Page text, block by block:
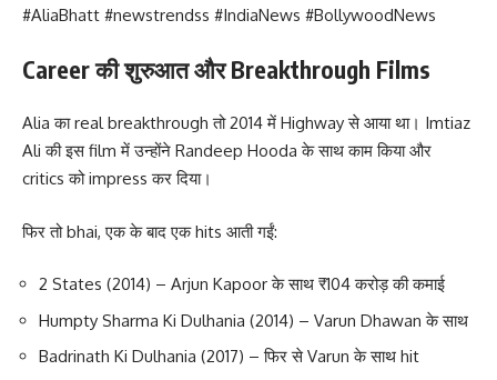
#AliaBhatt #newstrendss #IndiaNews #BollywoodNews
Career की शुरुआत और Breakthrough Films
Alia का real breakthrough तो 2014 में Highway से आया था। Imtiaz
Ali की इस film में उन्होंने Randeep Hooda के साथ काम किया और
critics को impress कर दिया।
फिर तो bhai, एक के बाद एक hits आती गईं:
2 States (2014) – Arjun Kapoor के साथ ₹104 करोड़ की कमाई
Humpty Sharma Ki Dulhania (2014) – Varun Dhawan के साथ
Badrinath Ki Dulhania (2017) – फिर से Varun के साथ hit